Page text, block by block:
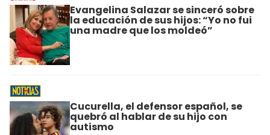
Evangelina Salazar se sinceró sobre
la educación de sus hijos: “Yo no fui
una madre que los moldeó”
Cucurella, el defensor español, se
quebró al hablar de su hijo con
autismo